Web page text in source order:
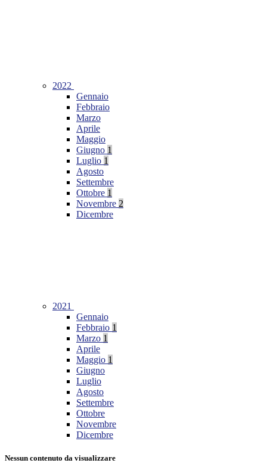
2022
Gennaio
Febbraio
Marzo
Aprile
Maggio
Giugno 1
Luglio 1
Agosto
Settembre
Ottobre 1
Novembre 2
Dicembre
2021
Gennaio
Febbraio 1
Marzo 1
Aprile
Maggio 1
Giugno
Luglio
Agosto
Settembre
Ottobre
Novembre
Dicembre
Nessun contenuto da visualizzare